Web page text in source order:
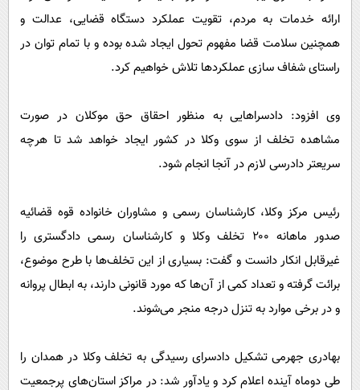
حیات وحش
سیاست خارجی
ارائه خدمات به مردم، تقویت عملکرد دستگاه قضایی، عدالت و
همچنین سلامت قضا مفهوم تحول ایجاد شده بوده و با تمام توان در
راستای شفاف سازی عملکرد‌ها تلاش خواهیم کرد.
وی افزود: دادسرا‌هایی به منظور احقاق حق موکلان در صورت
مشاهده تخلف از سوی وکلا در کشور ایجاد خواهد شد تا هرچه
سریعتر دادرسی لازم در آنجا انجام شود.
رئیس مرکز وکلا، کارشناسان رسمی و مشاوران خانواده قوه قضائیه
صدور ماهانه ۲۰۰ تخلف وکلا و کارشناسان رسمی دادگستری را
غیرقابل انکار دانست و گفت: بسیاری از این تخلف‌ها با طرح موضوع،
برائت گرفته و تعداد کمی از آن‌ها که مورد قانونی دارند، به ابطال پروانه
و در برخی موارد به تنزل درجه منجر می‌شوند.
بهادری جهرمی تشکیل دادسرای رسیدگی به تخلف وکلا در همدان را
طی دوماه آینده اعلام کرد و یادآور شد: در مراکز استان‌های پرجمعیت